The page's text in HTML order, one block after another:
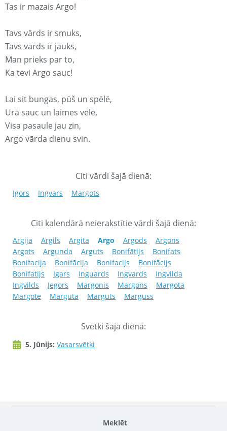
Meklēt
Tas ir mazais Argo!
Tavs vārds ir smuks,
Tavs vārds ir jauks,
Man prieks par to,
Ka tevi Argo sauc!
Lai sit bungas, pūš un spēlē,
Urā sauc un laimes vēlē,
Visa pasaule jau zin,
Argo vārda dienu svin.
Citi vārdi šajā dienā:
Igors Ingvars Margots
Citi kalendārā neierakstītie vārdi šajā dienā:
Argija Argils Argita Argo Argods
Argons
Argots
Argunda Arguts Bonifātijs
Bonifats
Bonifacija
Bonifācija Bonifacijs
Bonifācijs
Bonifatijs
Igars Inguards Ingvards
Ingvilda
Ingvilds
Jegors Margonis Margons
Margota
Margote
Marguta Marguts Marguss
Svētki šajā dienā:
5. Jūnijs: Vasarsvētki